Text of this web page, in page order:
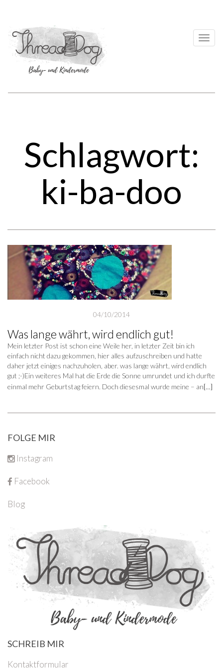
Schlagwort:
ki-ba-doo
04/10/2014
Was lange währt, wird endlich gut!
Mein letzter Post ist schon eine Weile her, in letzter Zeit bin ich
einfach nicht dazu gekommen, hier alles aufzuschreiben und hatte
daher jetzt einiges nachzuholen, aber. was lange währt, wird endlich
gut ;-)Ein weiteres Mal hat die Erde die Sonne umrundet und ich durfte
einmal mehr Geburtstag feiern. Doch diesesmal wurde meine – an[…]
FOLGE MIR
Instagram
Facebook
Blog
SCHREIB MIR
Kontaktformular